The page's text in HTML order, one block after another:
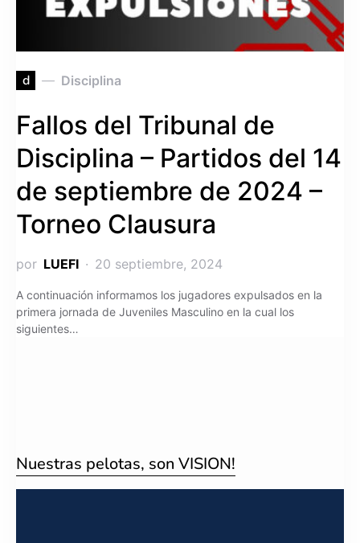
d Disciplina
Fallos del Tribunal de
Disciplina – Partidos del 14
de septiembre de 2024 –
Torneo Clausura
por LUEFI 20 septiembre, 2024
A continuación informamos los jugadores expulsados en la
primera jornada de Juveniles Masculino en la cual los
siguientes…
Nuestras pelotas, son VISION!